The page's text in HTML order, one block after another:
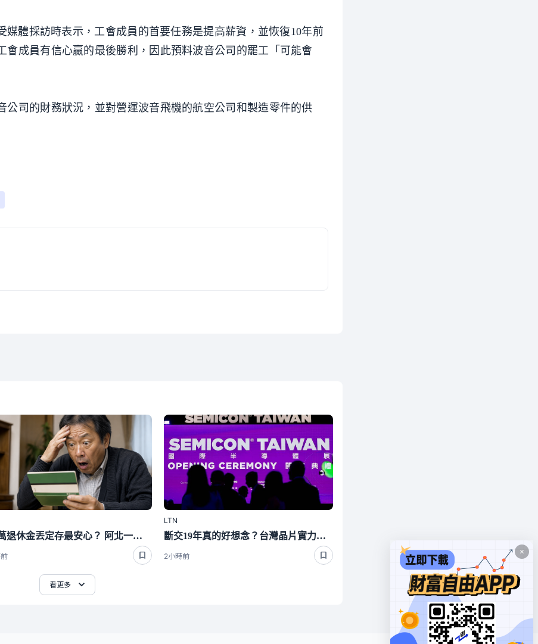
體採訪時表示，工會成員的首要任務是提高薪資，並恢復10年前
會成員有信心贏的最後勝利，因此預料波音公司的罷工「可能會
公司的財務狀況，並對營運波音飛機的航空公司和製造零件的供
440萬退休金丟定存最安心？ 阿北一刷存摺超傻眼 3年利息僅1千多
LTN
斷交19年真的好想念？台灣晶片實力太香 哥斯大黎加又要來台了
2小時前
看更多